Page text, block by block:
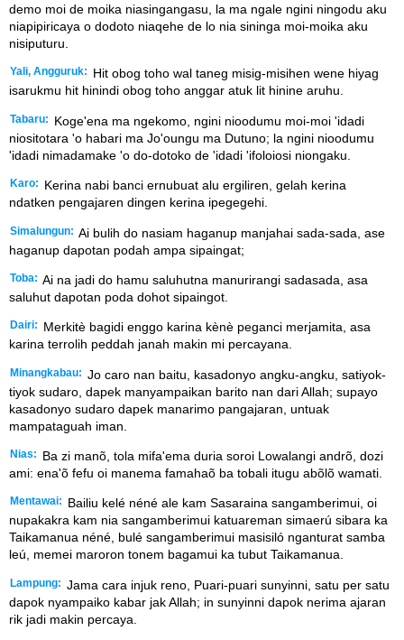
demo moi de moika niasingangasu, la ma ngale ngini ningodu aku
niapipiricaya o dodoto niaqehe de lo nia sininga moi-moika aku
nisiputuru.
Yali, Angguruk:
Hit obog toho wal taneg misig-misihen wene hiyag
isarukmu hit hinindi obog toho anggar atuk lit hinine aruhu.
Tabaru:
Koge'ena ma ngekomo, ngini nioodumu moi-moi 'idadi
niositotara 'o habari ma Jo'oungu ma Dutuno; la ngini nioodumu
'idadi nimadamake 'o do-dotoko de 'idadi 'ifoloiosi niongaku.
Karo:
Kerina nabi banci ernubuat alu ergiliren, gelah kerina
ndatken pengajaren dingen kerina ipegegehi.
Simalungun: Ai bulih do nasiam haganup manjahai sada-sada, ase
haganup dapotan podah ampa sipaingat;
Toba: Ai na jadi do hamu saluhutna manurirangi sadasada, asa
saluhut dapotan poda dohot sipaingot.
Dairi:
Merkitè bagidi enggo karina kènè peganci merjamita, asa
karina terrolih peddah janah makin mi percayana.
Minangkabau: Jo caro nan baitu, kasadonyo angku-angku, satiyok-
tiyok sudaro, dapek manyampaikan barito nan dari Allah; supayo
kasadonyo sudaro dapek manarimo pangajaran, untuak
mampataguah iman.
Nias:
Ba zi manõ, tola mifa'ema duria soroi Lowalangi andrõ, dozi
ami: ena'õ fefu oi manema famahaõ ba tobali itugu abõlõ wamati.
Mentawai:
Bailiu kelé néné ale kam Sasaraina sangamberimui, oi
nupakakra kam nia sangamberimui katuareman simaerú sibara ka
Taikamanua néné, bulé sangamberimui masisiló nganturat samba
leú, memei maroron tonem bagamui ka tubut Taikamanua.
Lampung: Jama cara injuk reno, Puari-puari sunyinni, satu per satu
dapok nyampaiko kabar jak Allah; in sunyinni dapok nerima ajaran
rik jadi makin percaya.